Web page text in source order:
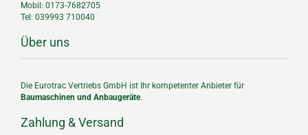
Mobil: 0173-7682705
Tel: 039993 710040
Über uns
Die Eurotrac Vertriebs GmbH ist Ihr kompetenter Anbieter für
Baumaschinen und Anbaugeräte.
Zahlung & Versand